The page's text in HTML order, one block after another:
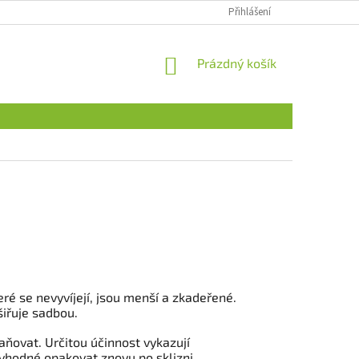
Přihlášení
NÁKUPNÍ
Prázdný košík
se nevyvíjejí, jsou menší a zkadeřené.
sadbou.
Určitou účinnost vykazují